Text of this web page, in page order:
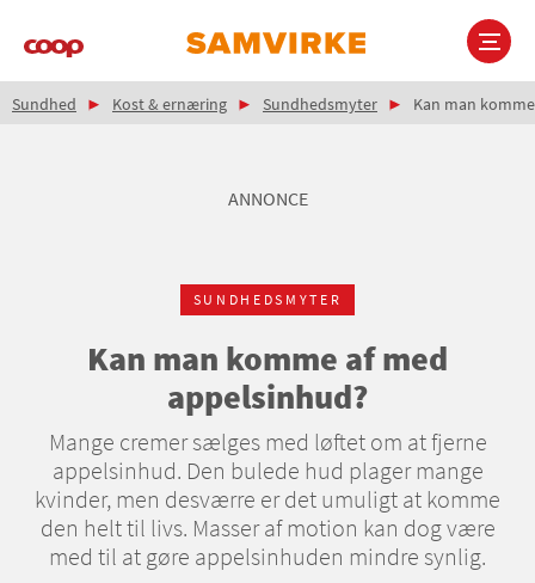
Main
Brødkrumme
Sundhed Kost & ernæring Sundhedsmyter Kan man
ANNONCE
SUNDHEDSMYTER
Kan man komme af med
appelsinhud?
Mange cremer sælges med løftet om at fjerne
appelsinhud. Den bulede hud plager mange
kvinder, men desværre er det umuligt at komme
den helt til livs. Masser af motion kan dog være
med til at gøre appelsinhuden mindre synlig.